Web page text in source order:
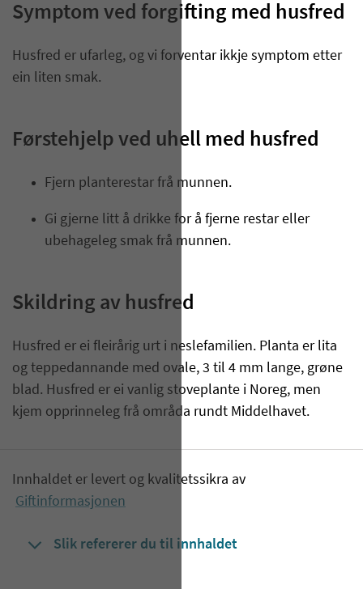
Symptom ved forgifting med husfred
Husfred er ufarleg, og vi forventar ikkje symptom etter
ein liten smak.
Førstehjelp ved uhell med husfred
Fjern planterestar frå munnen.
Gi gjerne litt å drikke for å fjerne restar eller
ubehageleg smak frå munnen.
Skildring av husfred
Husfred er ei fleirårig urt i neslefamilien. Planta er lita
og teppedannande med ovale, 3 til 4 mm lange, grøne
blad. Husfred er ei vanlig stoveplante i Noreg, men
kjem opprinneleg frå områda rundt Middelhavet.
Innhaldet er levert og kvalitetssikra av
Giftinformasjonen
Slik refererer du til innhaldet